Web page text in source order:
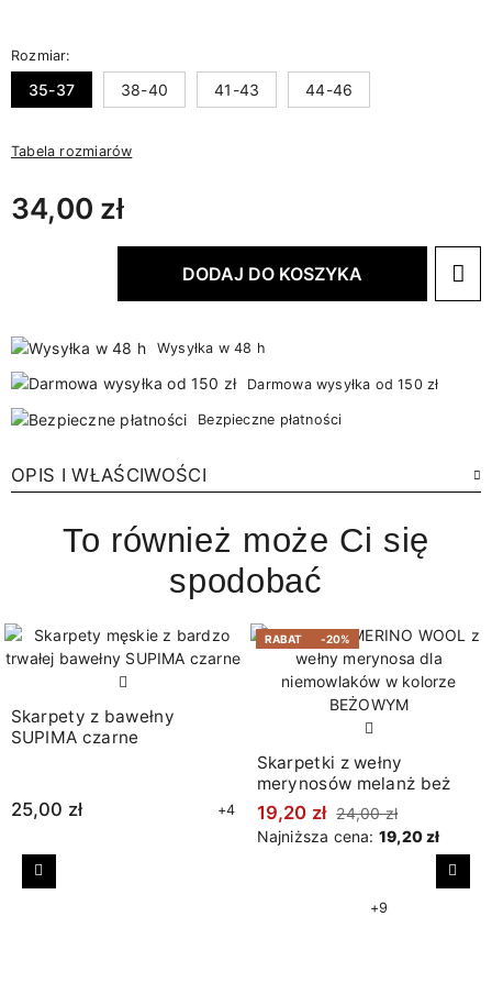
Rozmiar:
35-37 38-40 41-43 44-46
Tabela rozmiarów
34,00 zł
DODAJ DO KOSZYKA
Wysyłka w 48 h
Darmowa wysyłka od 150 zł
Bezpieczne płatności
OPIS I WŁAŚCIWOŚCI
To również może Ci się
spodobać
Skarpety z bawełny
SUPIMA czarne
25,00 zł +4
RABAT -20%
Skarpetki z wełny
merynosów melanż beż
19,20 zł 24,00 zł
Najniższa cena: 19,20 zł
+9
Poprzedni